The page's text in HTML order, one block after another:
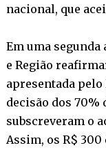
nacional, que
Em uma
e Região
apresentada
decisão dos 70%
subscreveram o
Assim, os R$